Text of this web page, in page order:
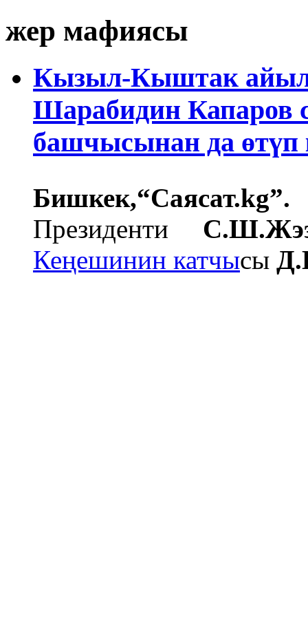
жер мафиясы
Кызыл-Кыштак
Шарабидин Капаров
башчысынан да өтүп
Бишкек,“Саясат.kg”.
Президенти
Кеңешинин катчысы